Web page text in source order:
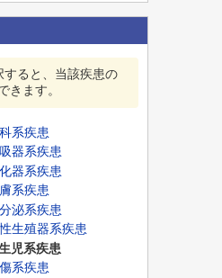
すると、当該疾患の
きます。
系疾患
器系疾患
器系疾患
系疾患
泌系疾患
生殖器系疾患
児系疾患
系疾患